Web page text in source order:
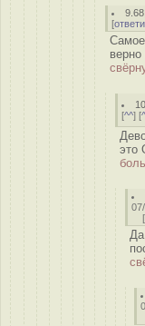
9.68
[
Самое
[^^] [
это
[